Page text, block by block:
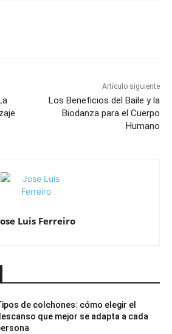
Artículo siguiente
Los Beneficios del Baile y la
Biodanza para el Cuerpo
Humano
Luis Ferreiro
de colchones: cómo elegir el
que mejor se adapta a cada